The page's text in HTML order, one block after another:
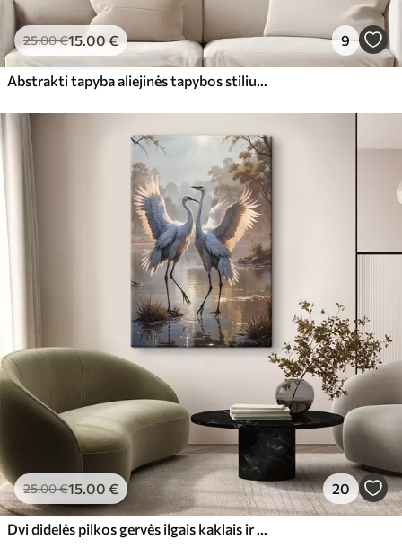
25.00€15.00€ 9
Abstrakti tapyba aliejinės tapybos stiliumi
25.00€15.00 € 20
Dvi didelės pilkos gervės ilgais kaklais ir išskleistais sparnais stovi ūkanotame ežere, apsuptame medžių